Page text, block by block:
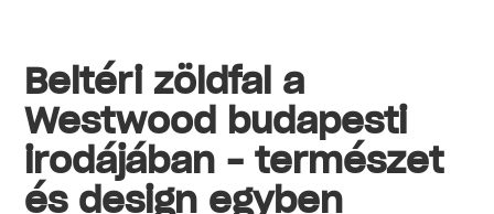
Beltéri zöldfal a
Westwood budapesti
irodájában – természet
és design egyben